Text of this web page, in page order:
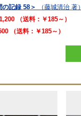
記録 58＞
（藤城清治 著）
（送料：￥185～）
（送料：￥185～）